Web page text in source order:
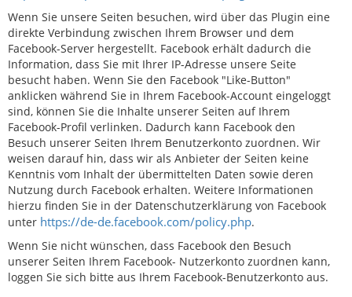
Wenn Sie unsere Seiten besuchen, wird über das Plugin eine
direkte Verbindung zwischen Ihrem Browser und dem
Facebook-Server hergestellt. Facebook erhält dadurch die
Information, dass Sie mit Ihrer IP-Adresse unsere Seite
besucht haben. Wenn Sie den Facebook "Like-Button"
anklicken während Sie in Ihrem Facebook-Account eingeloggt
sind, können Sie die Inhalte unserer Seiten auf Ihrem
Facebook-Profil verlinken. Dadurch kann Facebook den
Besuch unserer Seiten Ihrem Benutzerkonto zuordnen. Wir
weisen darauf hin, dass wir als Anbieter der Seiten keine
Kenntnis vom Inhalt der übermittelten Daten sowie deren
Nutzung durch Facebook erhalten. Weitere Informationen
hierzu finden Sie in der Datenschutzerklärung von Facebook
unter https://de-de.facebook.com/policy.php.
Wenn Sie nicht wünschen, dass Facebook den Besuch
unserer Seiten Ihrem Facebook- Nutzerkonto zuordnen kann,
loggen Sie sich bitte aus Ihrem Facebook-Benutzerkonto aus.